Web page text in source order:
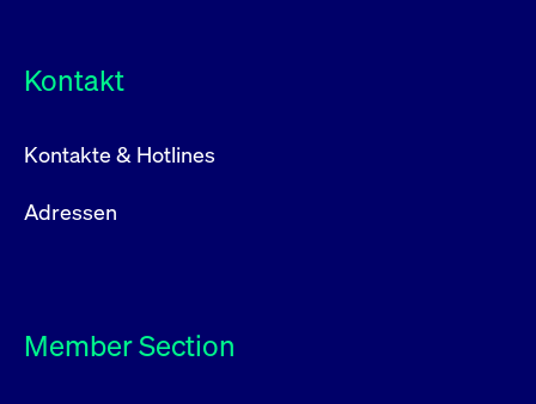
Kontakt
Kontakte & Hotlines
Adressen
Member Section